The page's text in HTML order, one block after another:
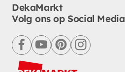
DekaMarkt
Volg ons op Social Media
facebookyoutubepinterestinstagram